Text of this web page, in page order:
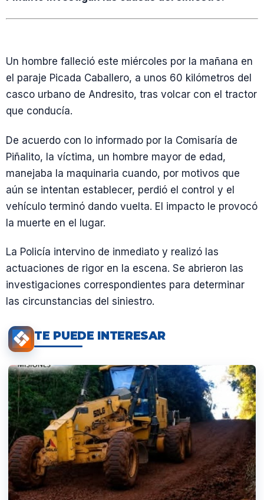
Un hombre falleció este miércoles por la mañana en
el paraje Picada Caballero, a unos 60 kilómetros del
casco urbano de Andresito, tras volcar con el tractor
que conducía.
De acuerdo con lo informado por la Comisaría de
Piñalito, la víctima, un hombre mayor de edad,
manejaba la maquinaria cuando, por motivos que
aún se intentan establecer, perdió el control y el
vehículo terminó dando vuelta. El impacto le provocó
la muerte en el lugar.
La Policía intervino de inmediato y realizó las
actuaciones de rigor en la escena. Se abrieron las
investigaciones correspondientes para determinar
las circunstancias del siniestro.
TE PUEDE INTERESAR